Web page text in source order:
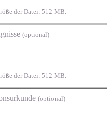
der Datei: 512 MB.
(optional)
der Datei: 512 MB.
(optional)